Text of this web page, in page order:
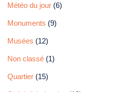
Météo du jour (6)
Monuments (9)
Musées (12)
Non classé (1)
Quartier (15)